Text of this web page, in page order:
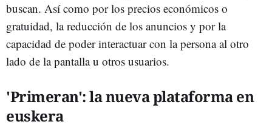
buscan. Así como por los precios económicos o
gratuidad, la reducción de los anuncios y por la
capacidad de poder interactuar con la persona al otro
lado de la pantalla u otros usuarios.
'Primeran': la nueva plataforma en
euskera